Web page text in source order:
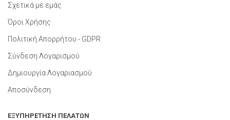
Σχετικά με εμάς
Όροι Χρήσης
Πολιτική Απορρήτου - GDPR
Σύνδεση Λογαρισμού
Δημιουργία Λογαριασμού
Αποσύνδεση
ΕΞΥΠΗΡΕΤΗΣΗ ΠΕΛΑΤΩΝ